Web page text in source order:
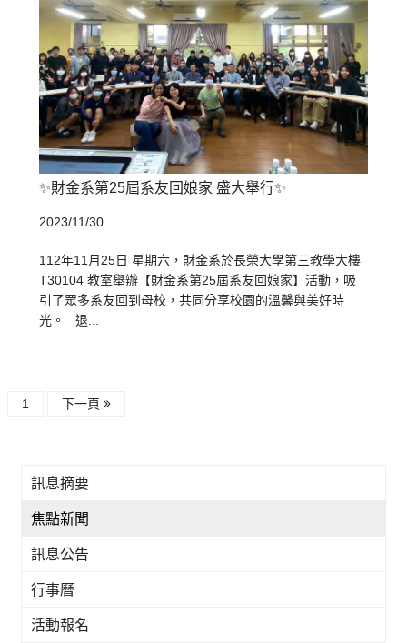
✨財金系第25屆系友回娘家 盛大舉行✨
2023/11/30
112年11月25日 星期六，財金系於長榮大學第三教學大樓
T30104 教室舉辦【財金系第25屆系友回娘家】活動，吸
引了眾多系友回到母校，共同分享校園的溫馨與美好時
光。 退...
1 下一頁
訊息摘要
焦點新聞
訊息公告
行事曆
活動報名